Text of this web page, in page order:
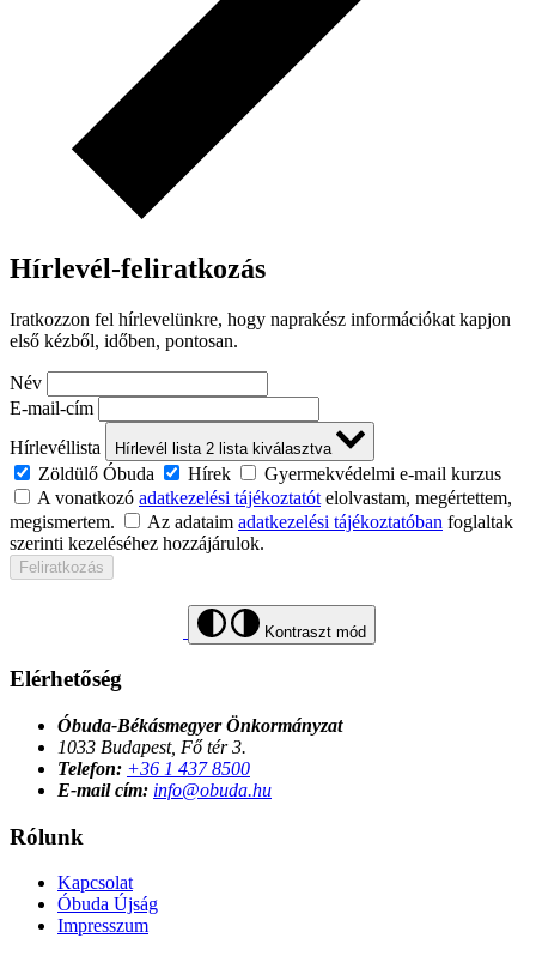
Hírlevél-feliratkozás
Iratkozzon fel hírlevelünkre, hogy naprakész információkat kapjon
első kézből, időben, pontosan.
Név
E-mail-cím
Hírlevéllista
Hírlevél lista 2 lista kiválasztva
Zöldülő Óbuda Hírek
Gyermekvédelmi e-mail kurzus
A vonatkozó adatkezelési tájékoztatót elolvastam, megértettem,
megismertem.
Az adataim adatkezelési tájékoztatóban foglaltak
szerinti kezeléséhez hozzájárulok.
Feliratkozás
Kontraszt mód
Elérhetőség
Óbuda-Békásmegyer Önkormányzat
1033 Budapest, Fő tér 3.
Telefon: +36 1 437 8500
E-mail cím: info@obuda.hu
Rólunk
Kapcsolat
Óbuda Újság
Impresszum